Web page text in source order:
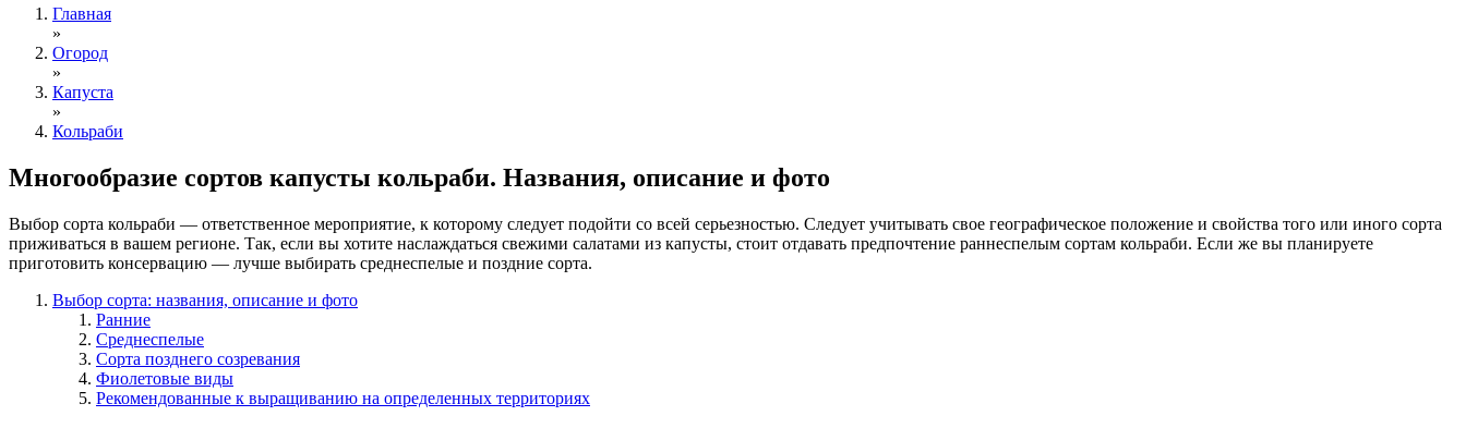
Главная
»
Огород
»
Капуста
»
Кольраби
Многообразие сортов капусты кольраби. Названия, описание и фото
Выбор сорта кольраби — ответственное мероприятие, к которому следует подойти со всей серьезностью. Следует учитывать свое географическое положение и свойства того или иного сорта
приживаться в вашем регионе. Так, если вы хотите наслаждаться свежими салатами из капусты, стоит отдавать предпочтение раннеспелым сортам кольраби. Если же вы планируете
приготовить консервацию — лучше выбирать среднеспелые и поздние сорта.
Выбор сорта: названия, описание и фото
Ранние
Среднеспелые
Сорта позднего созревания
Фиолетовые виды
Рекомендованные к выращиванию на определенных территориях